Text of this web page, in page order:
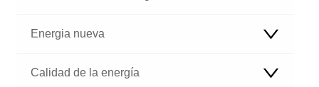
Energia nueva
Calidad de la energía